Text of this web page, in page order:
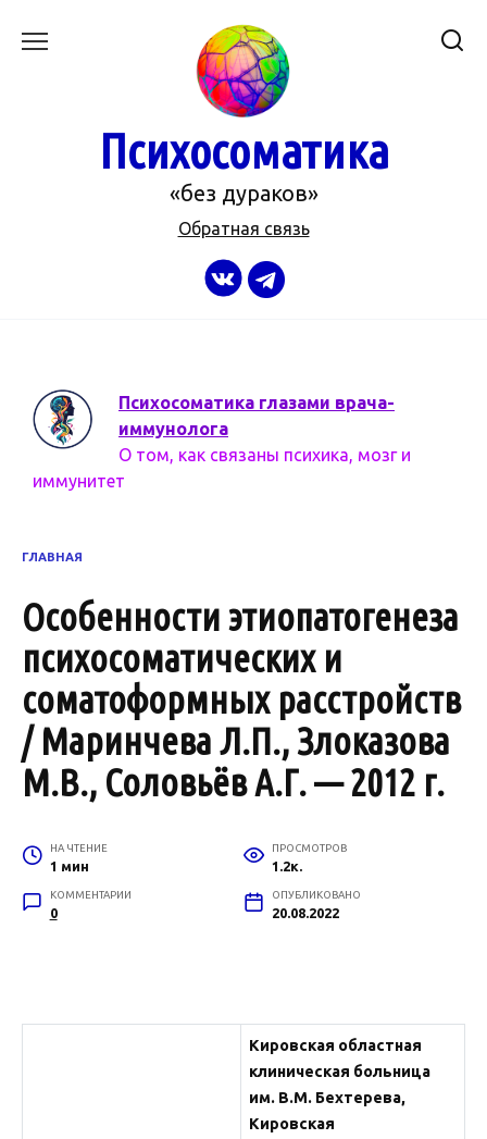
Психосоматика
«без дураков»
Обратная связь
Психосоматика глазами врача-
иммунолога
О том, как связаны психика, мозг и
иммунитет
ГЛАВНАЯ
Особенности этиопатогенеза
психосоматических и
соматоформных расстройств
/ Маринчева Л.П., Злоказова
М.В., Соловьёв А.Г. — 2012 г.
НА ЧТЕНИЕ
1 мин
ПРОСМОТРОВ
1.2к.
КОММЕНТАРИИ
0
ОПУБЛИКОВАНО
20.08.2022
Кировская областная
клиническая больница
им. В.М. Бехтерева,
Кировская